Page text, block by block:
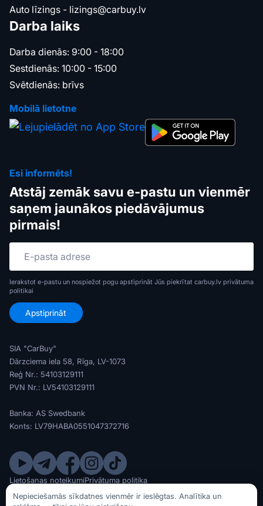
Auto līzings - lizings@carbuy.lv
Darba laiks
Darba dienās: 9:00 - 18:00
Sestdienās: 10:00 - 15:00
Svētdienās: brīvs
Mobilā lietotne
Esi informēts!
Atstāj zemāk savu e-pastu un vienmēr
saņem jaunākos piedāvājumus
pirmais!
Ierakstot e-pastu un nospiežot pogu apstiprināt Jūs piekrītat carbuy.lv privātuma
politikai
SIA "CarBuy"
Dārzciema iela 58, Rīga, LV-1073
Reģ Nr.: 54103129111
PVN Nr.: LV54103129111
Banka: AS Swedbank
Konts: LV79HABA0551047372716
© SIA CarBuy 2020 - 2026
Lietošanas noteikumiPrivātuma politika
Nepieciešamās sīkdatnes vienmēr ir ieslēgtas. Analītika un